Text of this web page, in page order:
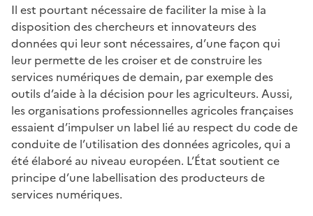
Il est pourtant nécessaire de faciliter la mise à la
disposition des chercheurs et innovateurs des
données qui leur sont nécessaires, d’une façon qui
leur permette de les croiser et de construire les
services numériques de demain, par exemple des
outils d’aide à la décision pour les agriculteurs. Aussi,
les organisations professionnelles agricoles françaises
essaient d’impulser un label lié au respect du code de
conduite de l’utilisation des données agricoles, qui a
été élaboré au niveau européen. L’État soutient ce
principe d’une labellisation des producteurs de
services numériques.